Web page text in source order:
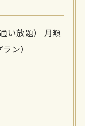
い放題） 月額
ン）